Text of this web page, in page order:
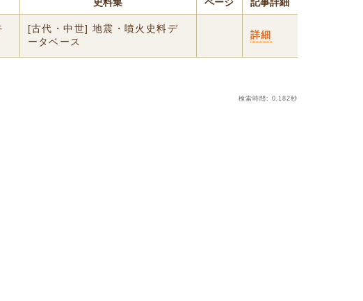
史料集 ページ 記事詳細
[古代・中世] 地震・噴火史料デ
ータベース
詳細
検索時間: 0.182秒